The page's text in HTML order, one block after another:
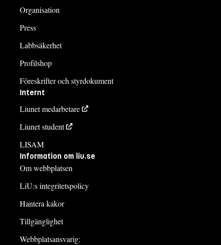
Organisation
Press
Labbsäkerhet
Profilshop
Föreskrifter och styrdokument
Internt
Liunet medarbetare
Liunet student
LISAM
Information om liu.se
Om webbplatsen
LiU:s integritetspolicy
Hantera kakor
Tillgänglighet
Webbplatsansvarig: